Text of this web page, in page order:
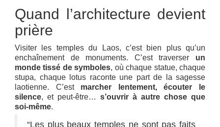
Quand l’architecture devient
prière
Visiter les temples du Laos, c’est bien plus qu’un
enchaînement de monuments. C’est traverser un
monde tissé de symboles, où chaque statue, chaque
stupa, chaque lotus raconte une part de la sagesse
laotienne. C’est marcher lentement, écouter le
silence, et peut-être… s’ouvrir à autre chose que
soi-même.
“Les plus beaux temples ne sont pas faits